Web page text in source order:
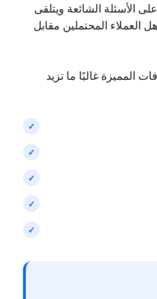
الأسئلة الشائعة ويتلقى
العملاء المحتملين مقابل
المميزة غالبًا ما تزيد